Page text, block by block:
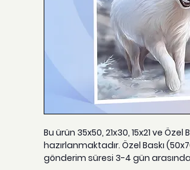
Bu ürün 35x50, 21x30, 15x21 ve
hazırlanmaktadır. Özel Baskı
gönderim süresi 3-4 gün